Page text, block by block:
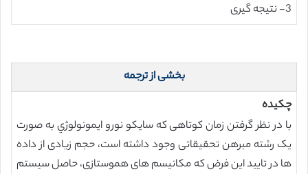
3- نتیجه گیری
بخشی از ترجمه
چکیده
با در نظر گرفتن زمان کوتاهی که سايكو نورو ايمونولوژي به صورت
یک رشته مبرهن تحقیقاتی وجود داشته است، حجم زیادی از داده
ها در تایید این فرض که مکانیسم های هموستازی، حاصل سیستم